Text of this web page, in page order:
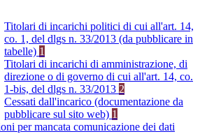
Titolari di incarichi politici di cui all'art. 14,
co. 1, del dlgs n. 33/2013 (da pubblicare in
tabelle) 1
Titolari di incarichi di amministrazione, di
direzione o di governo di cui all'art. 14, co.
1-bis, del dlgs n. 33/2013 2
Cessati dall'incarico (documentazione da
pubblicare sul sito web) 1
per mancata comunicazione dei dati